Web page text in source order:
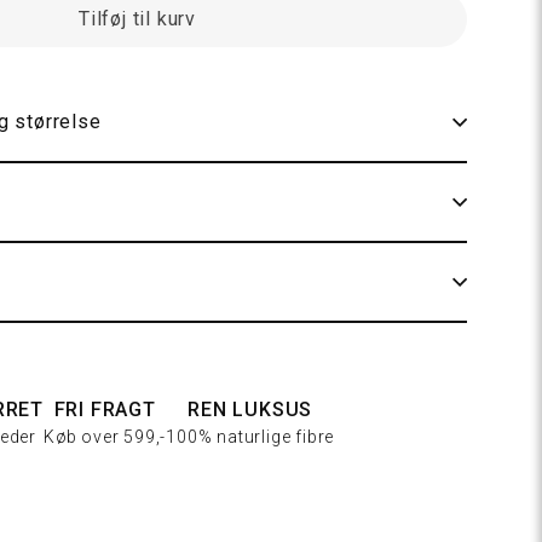
Tilføj til kurv
størrelse
FRI FRAGT
Køb over 599,-
REN LUKSUS
100% naturlige fibre